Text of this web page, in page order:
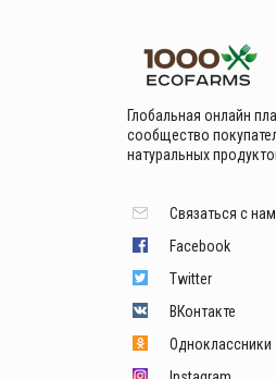
Глобальная онлайн
сообщество
натуральных
Связаться с
Facebook
Twitter
ВКонтакте
Одноклассники